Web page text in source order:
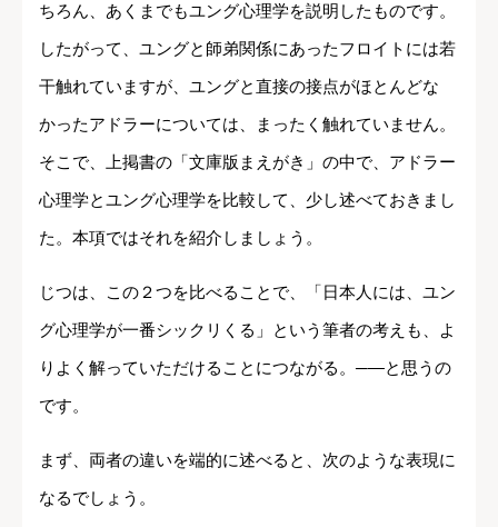
ちろん、あくまでもユング心理学を説明したものです。
したがって、ユングと師弟関係にあったフロイトには若
干触れていますが、ユングと直接の接点がほとんどな
かったアドラーについては、まったく触れていません。
そこで、上掲書の「文庫版まえがき」の中で、アドラー
心理学とユング心理学を比較して、少し述べておきまし
た。本項ではそれを紹介しましょう。
じつは、この２つを比べることで、「日本人には、ユン
グ心理学が一番シックリくる」という筆者の考えも、よ
りよく解っていただけることにつながる。─―と思うの
です。
まず、両者の違いを端的に述べると、次のような表現に
なるでしょう。